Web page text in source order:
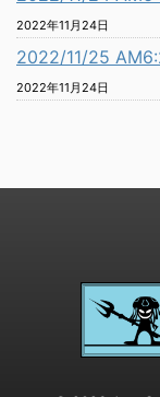
2022年11月24日
2022/11/25
2022年11月24日